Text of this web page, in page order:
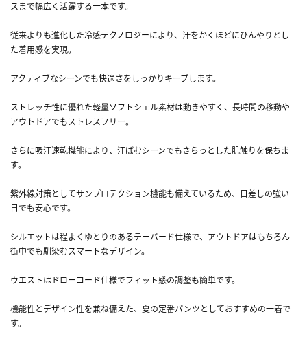
スまで幅広く活躍する一本です。
従来よりも進化した冷感テクノロジーにより、汗をかくほどにひんやりとし
た着用感を実現。
アクティブなシーンでも快適さをしっかりキープします。
ストレッチ性に優れた軽量ソフトシェル素材は動きやすく、長時間の移動や
アウトドアでもストレスフリー。
さらに吸汗速乾機能により、汗ばむシーンでもさらっとした肌触りを保ちま
す。
紫外線対策としてサンプロテクション機能も備えているため、日差しの強い
日でも安心です。
シルエットは程よくゆとりのあるテーパード仕様で、アウトドアはもちろん
街中でも馴染むスマートなデザイン。
ウエストはドローコード仕様でフィット感の調整も簡単です。
機能性とデザイン性を兼ね備えた、夏の定番パンツとしておすすめの一着で
す。